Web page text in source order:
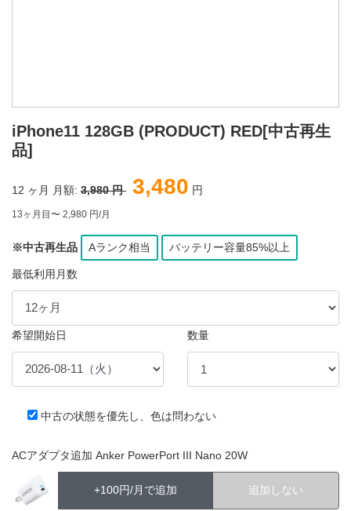
iPhone11 128GB (PRODUCT) RED[中古再生
品]
12 ヶ月 月額: 3,980 円 3,480 円
13ヶ月目〜 2,980 円/月
※中古再生品 Aランク相当 バッテリー容量85%以上
最低利用月数
希望開始日 数量
中古の状態を優先し、色は問わない
ACアダプタ追加 Anker PowerPort III Nano 20W
+100円/月で追加 追加しない